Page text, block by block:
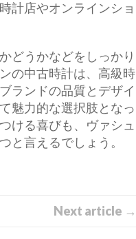
計店やオンラインショ
どうかなどをしっかり
の中古時計は、高級時
ランドの品質とデザイ
魅力的な選択肢となっ
ける喜びも、ヴァシュ
と言えるでしょう。
Next article →